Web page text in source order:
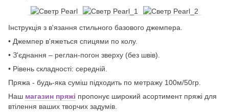
Інструкція з в'язання стильного базового джемпера.
• Джемпер в'яжеться спицями по колу.
• З'єднання – реглан-погон зверху (без швів).
• Рівень складності: середній.
Пряжа - будь-яка суміш підходить по метражу 100м/50гр.
Наш магазин пряжі пропонує широкий асортимент пряжі для
втілення ваших творчих задумів.